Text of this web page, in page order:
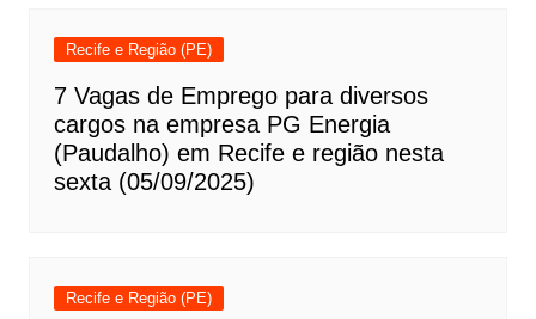
Recife e Região (PE)
7 Vagas de Emprego para diversos
cargos na empresa PG Energia
(Paudalho) em Recife e região nesta
sexta (05/09/2025)
Recife e Região (PE)